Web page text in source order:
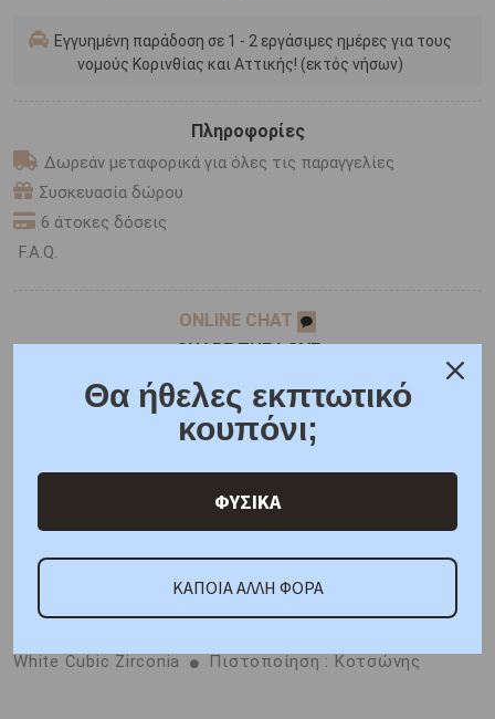
Εγγυημένη παράδοση σε 1 - 2 εργάσιμες ημέρες για τους
νομούς Κορινθίας και Αττικής! (εκτός νήσων)
Πληροφορίες
Δωρεάν μεταφορικά για όλες τις παραγγελίες
Συσκευασία δώρου
6 άτοκες δόσεις
F.A.Q.
ONLINE CHAT
SHARE THE LOVE
Χαρακτηριστικά Γιατί εμάς
Κριτικές
ΚΑΤΟΠΙΝ ΠΑΡΑΓΓΕΛΙΑΣ
Μέταλλο : Λευκόχρυσος K9
Βάρος : 1,40 gr
Διαστάσεις: Αλυσίδα: 40cm,
White Cubic Zirconia
Πιστοποίηση : Κοτσώνης
Θα ήθελες εκπτωτικό
κουπόνι;
ΦΥΣΙΚΑ
ΚΑΠΟΙΑ ΑΛΛΗ ΦΟΡΑ